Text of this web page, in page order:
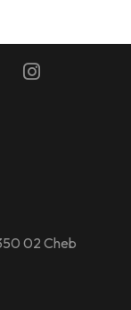
02 Cheb